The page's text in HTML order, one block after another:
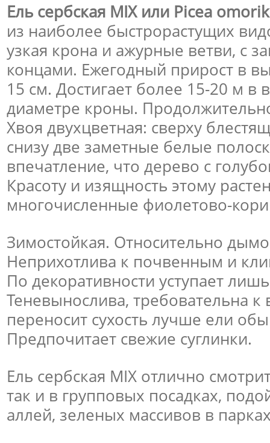
Ель сербская MIX или Picea
из наиболее быстрорастущих
узкая крона и ажурные ветви, с
концами. Ежегодный прирост в
15 см. Достигает более 15-20 м в
диаметре кроны.
Хвоя двухцветная: сверху
снизу две заметные белые
впечатление, что дерево с
Красоту и изящность этому
многочисленные фиолетово-
Зимостойкая. Относительно
Неприхотлива к почвенным и
По декоративности уступает
Теневынослива, требовательна к
переносит сухость лучше ели
Предпочитает свежие суглинки.
Ель сербская MIX отлично
так и в групповых посадках,
аллей, зеленых массивов в